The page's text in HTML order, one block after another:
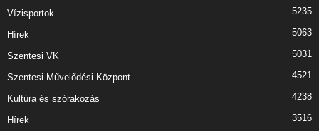
Vízisportok 5235
Hírek 5063
Szentesi VK 5031
Szentesi Művelődési Központ 4521
Kultúra és szórakozás 4238
Hírek 3516